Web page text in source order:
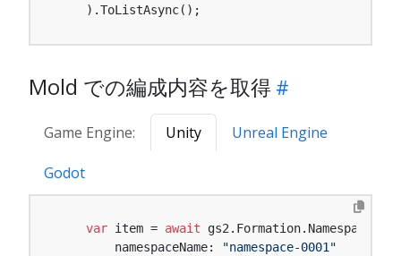
    ).ToListAsync();
Mold での編成内容を取得
Game Engine: Unity Unreal Engine
Godot
var item = await gs2.Formation.Namespace(
        namespaceName:
"namespace-0001"